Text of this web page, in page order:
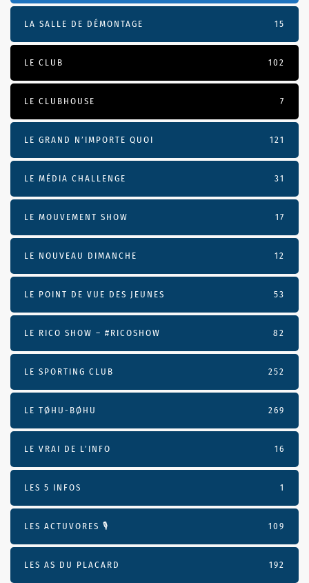
LA SALLE DE DÉMONTAGE 15
LE CLUB 102
LE CLUBHOUSE 7
LE GRAND N’IMPORTE QUOI 121
LE MÉDIA CHALLENGE 31
LE MOUVEMENT SHOW 17
LE NOUVEAU DIMANCHE 12
LE POINT DE VUE DES JEUNES 53
LE RICO SHOW – #RICOSHOW 82
LE SPORTING CLUB 252
LE TØHU-BØHU 269
LE VRAI DE L’INFO 16
LES 5 INFOS 1
LES ACTUVORES 🎙 109
LES AS DU PLACARD 192